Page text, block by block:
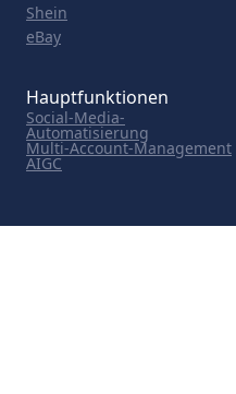
Shein
eBay
Hauptfunktionen
Social-Media-
Automatisierung
Multi-Account-Management
AIGC